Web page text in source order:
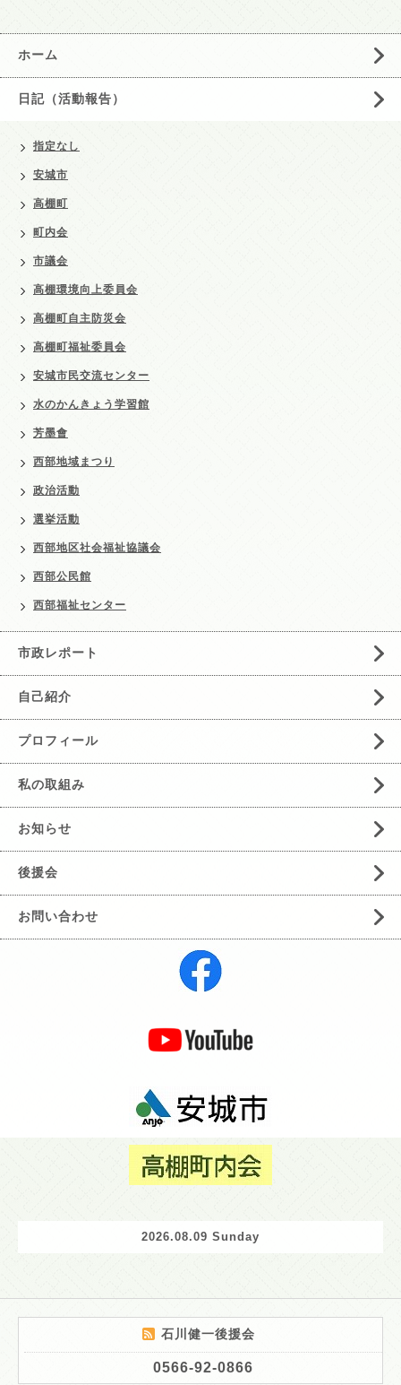
ホーム
日記（活動報告）
指定なし
安城市
高棚町
町内会
市議会
高棚環境向上委員会
高棚町自主防災会
高棚町福祉委員会
安城市民交流センター
水のかんきょう学習館
芳墨會
西部地域まつり
政治活動
選挙活動
西部地区社会福祉協議会
西部公民館
西部福祉センター
市政レポート
自己紹介
プロフィール
私の取組み
お知らせ
後援会
お問い合わせ
2026.08.09 Sunday
石川健一後援会
0566-92-0866